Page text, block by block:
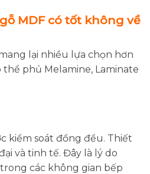
MDF có tốt không về
lại nhiều lựa chọn hơn
phủ Melamine, Laminate
kiểm soát đồng đều. Thiết
và tinh tế. Đây là lý do
các không gian bếp